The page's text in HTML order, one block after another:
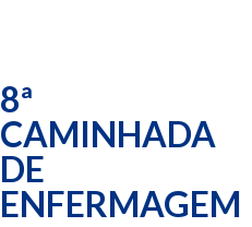
8ª
CAMINHADA
DE
ENFERMAGEM